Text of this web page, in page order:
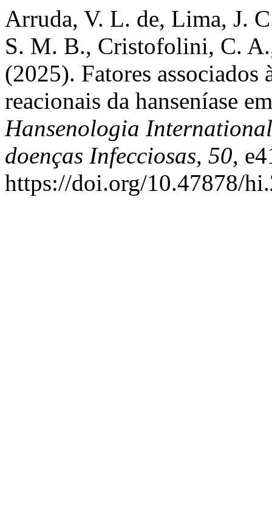
Arruda, V. L. de, Lima, J.
S. M. B., Cristofolini, C.
(2025). Fatores associados
reacionais da hanseníase
Hansenologia
doenças Infecciosas, 50,
https://doi.org/10.47878/